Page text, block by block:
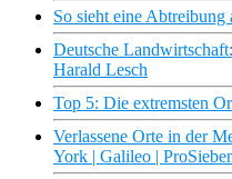
So sieht eine Abtreibung
Deutsche
Harald Lesch
Top 5: Die extremsten
Verlassene Orte in der
York | Galileo |